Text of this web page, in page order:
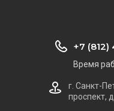
+7
Время
г. Санкт-
проспект,